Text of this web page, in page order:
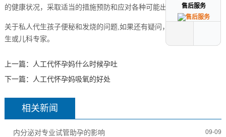
的健康状况，采取适当的措施预防和应对各种可能出现的健康问题。
关于私人代生孩子便秘和发烧的问题,如果还有疑问，建议咨询专业医
生或儿科专家。
上一篇：
人工代怀孕妈什么时候孕吐
下一篇：
人工代怀孕妈吸氧的好处
相关新闻
内分泌对专业试管助孕的影响 09-09
售后服务
售后服务